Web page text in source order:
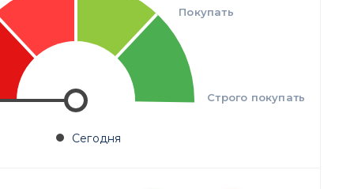
Покупать
Строго покупать
Сегодня